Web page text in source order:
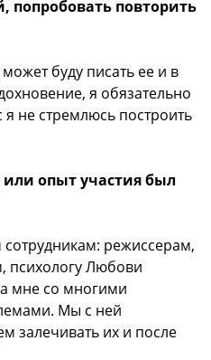
попробовать повторить
буду писать ее и в
я обязательно
не стремлюсь построить
или опыт участия был
режиссерам,
психологу Любови
мне со многими
Мы с ней
залечивать их и после